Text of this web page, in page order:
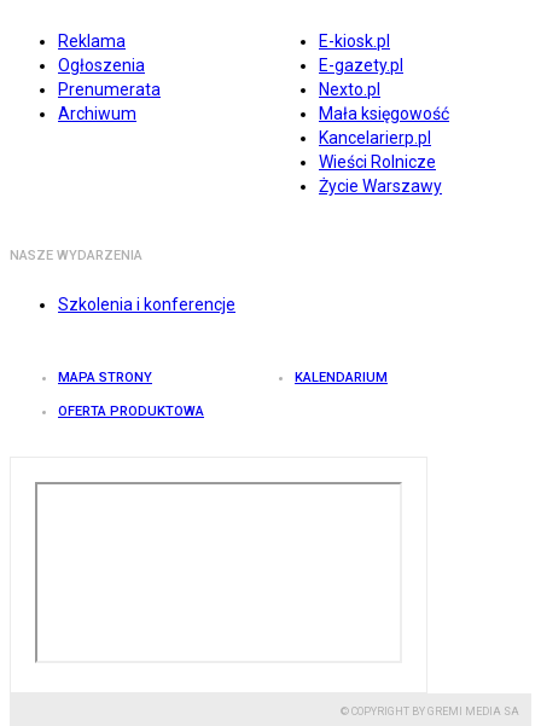
Reklama
Ogłoszenia
Prenumerata
Archiwum
E-kiosk.pl
E-gazety.pl
Nexto.pl
Mała księgowość
Kancelarierp.pl
Wieści Rolnicze
Życie Warszawy
NASZE WYDARZENIA
Szkolenia i konferencje
MAPA STRONY KALENDARIUM
OFERTA PRODUKTOWA
© COPYRIGHT BY GREMI MEDIA SA